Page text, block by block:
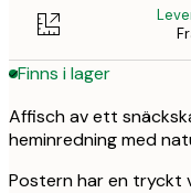
Finns i lager
Affisch av ett
heminredning med
Postern har en tryckt